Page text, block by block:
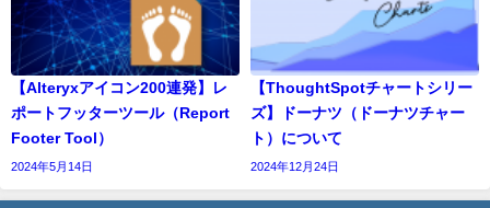
【Alteryxアイコン200連発】レ
ポートフッターツール（Report
Footer Tool）
2024年5月14日
【ThoughtSpotチャートシリー
ズ】ドーナツ（ドーナツチャー
ト）について
2024年12月24日